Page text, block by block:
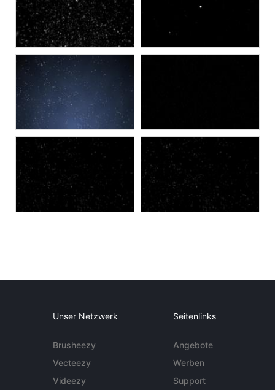
Unser Netzwerk
Brusheezy
Vecteezy
Videezy
Seitenlinks
Angebote
Werben
Support